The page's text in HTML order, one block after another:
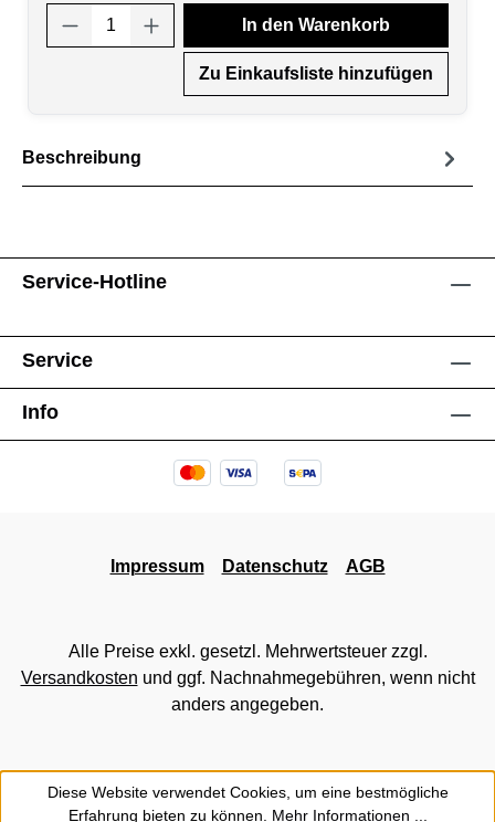
Produkt Anzahl: Gib den gewünschten
In den Warenkorb
Zu Einkaufsliste hinzufügen
Beschreibung
Service-Hotline
Service
Info
Impressum Datenschutz AGB
Alle Preise exkl. gesetzl. Mehrwertsteuer zzgl.
Versandkosten und ggf. Nachnahmegebühren, wenn nicht
anders angegeben.
Diese Website verwendet Cookies, um eine bestmögliche
Erfahrung bieten zu können. Mehr Informationen ...